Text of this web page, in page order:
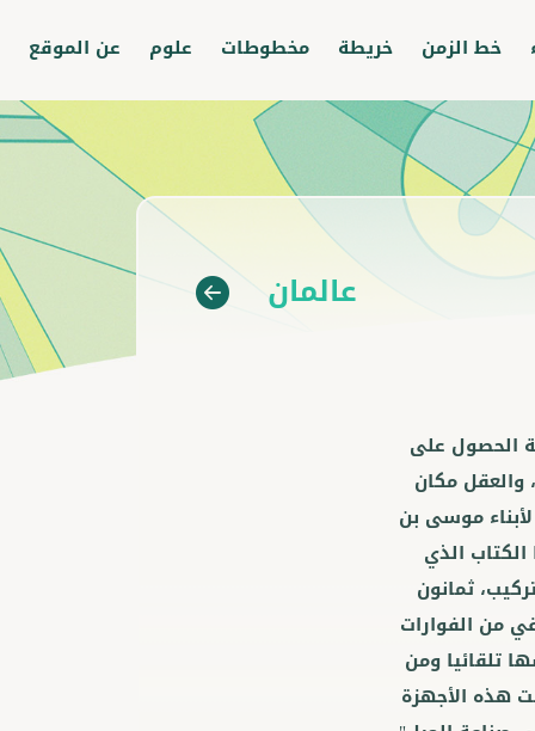
خط الزمن خريطة مخطوطات علوم عن الموقع
عالمان
الحصول على
والعقل مكان
موسى بن
الذي
ثمانون
من الفوارات
تلقائيا ومن
هذه الأجهزة